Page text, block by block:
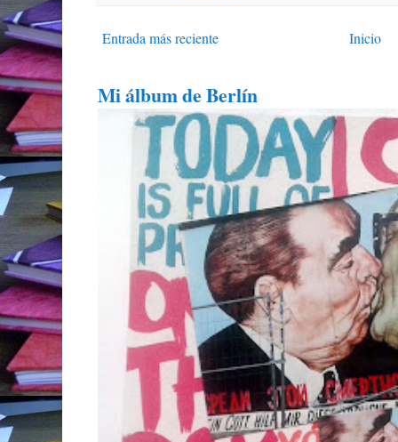
Entrada más reciente Inicio
Mi álbum de Berlín